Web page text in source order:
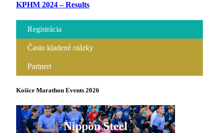
KPHM 2024 – Results
Registrácia
Často kladené otázky
Partneri
Košice Marathon Events 2026
Nippon Steel